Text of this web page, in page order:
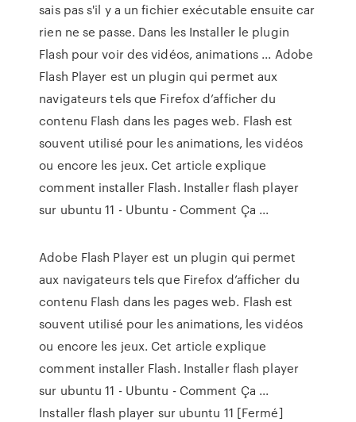
sais pas s'il y a un fichier exécutable ensuite car
rien ne se passe. Dans les Installer le plugin
Flash pour voir des vidéos, animations ... Adobe
Flash Player est un plugin qui permet aux
navigateurs tels que Firefox d’afficher du
contenu Flash dans les pages web. Flash est
souvent utilisé pour les animations, les vidéos
ou encore les jeux. Cet article explique
comment installer Flash. Installer flash player
sur ubuntu 11 - Ubuntu - Comment Ça ...
Adobe Flash Player est un plugin qui permet
aux navigateurs tels que Firefox d’afficher du
contenu Flash dans les pages web. Flash est
souvent utilisé pour les animations, les vidéos
ou encore les jeux. Cet article explique
comment installer Flash. Installer flash player
sur ubuntu 11 - Ubuntu - Comment Ça ...
Installer flash player sur ubuntu 11 [Fermé]